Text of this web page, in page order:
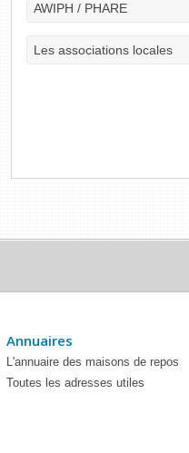
AWIPH / PHARE
Les associations locales
Annuaires
L'annuaire des maisons de repos
Toutes les adresses utiles